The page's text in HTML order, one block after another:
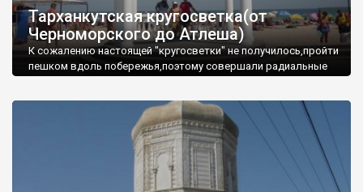
Тарханкутская кругосветка(от
Черноморского до Атлеша)
К сожалению настоящей "кругосветки" не получилось,пройти
пешком вдоль побережья,поэтому совершали радиальные